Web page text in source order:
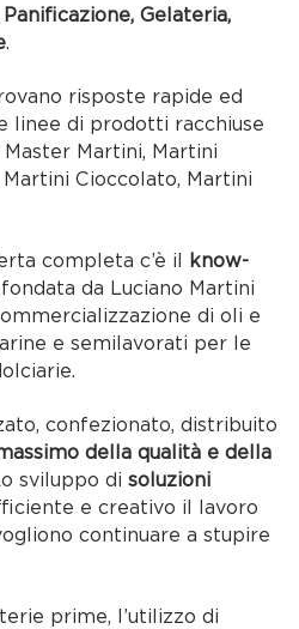
Gelateria,
.
risposte rapide ed
linee di prodotti racchiuse
Martini, Martini
Cioccolato, Martini
completa c’è il know-
da Luciano Martini
di oli e
e semilavorati per le
confezionato, distribuito
della qualità e della
sviluppo disoluzioni
e creativo il lavoro
continuare a stupire
prime, l’utilizzo di